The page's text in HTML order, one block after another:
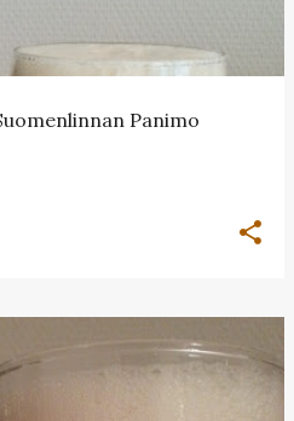
Panimo